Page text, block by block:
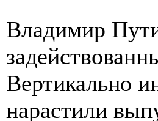
Владимир
Вертикально
нарастили